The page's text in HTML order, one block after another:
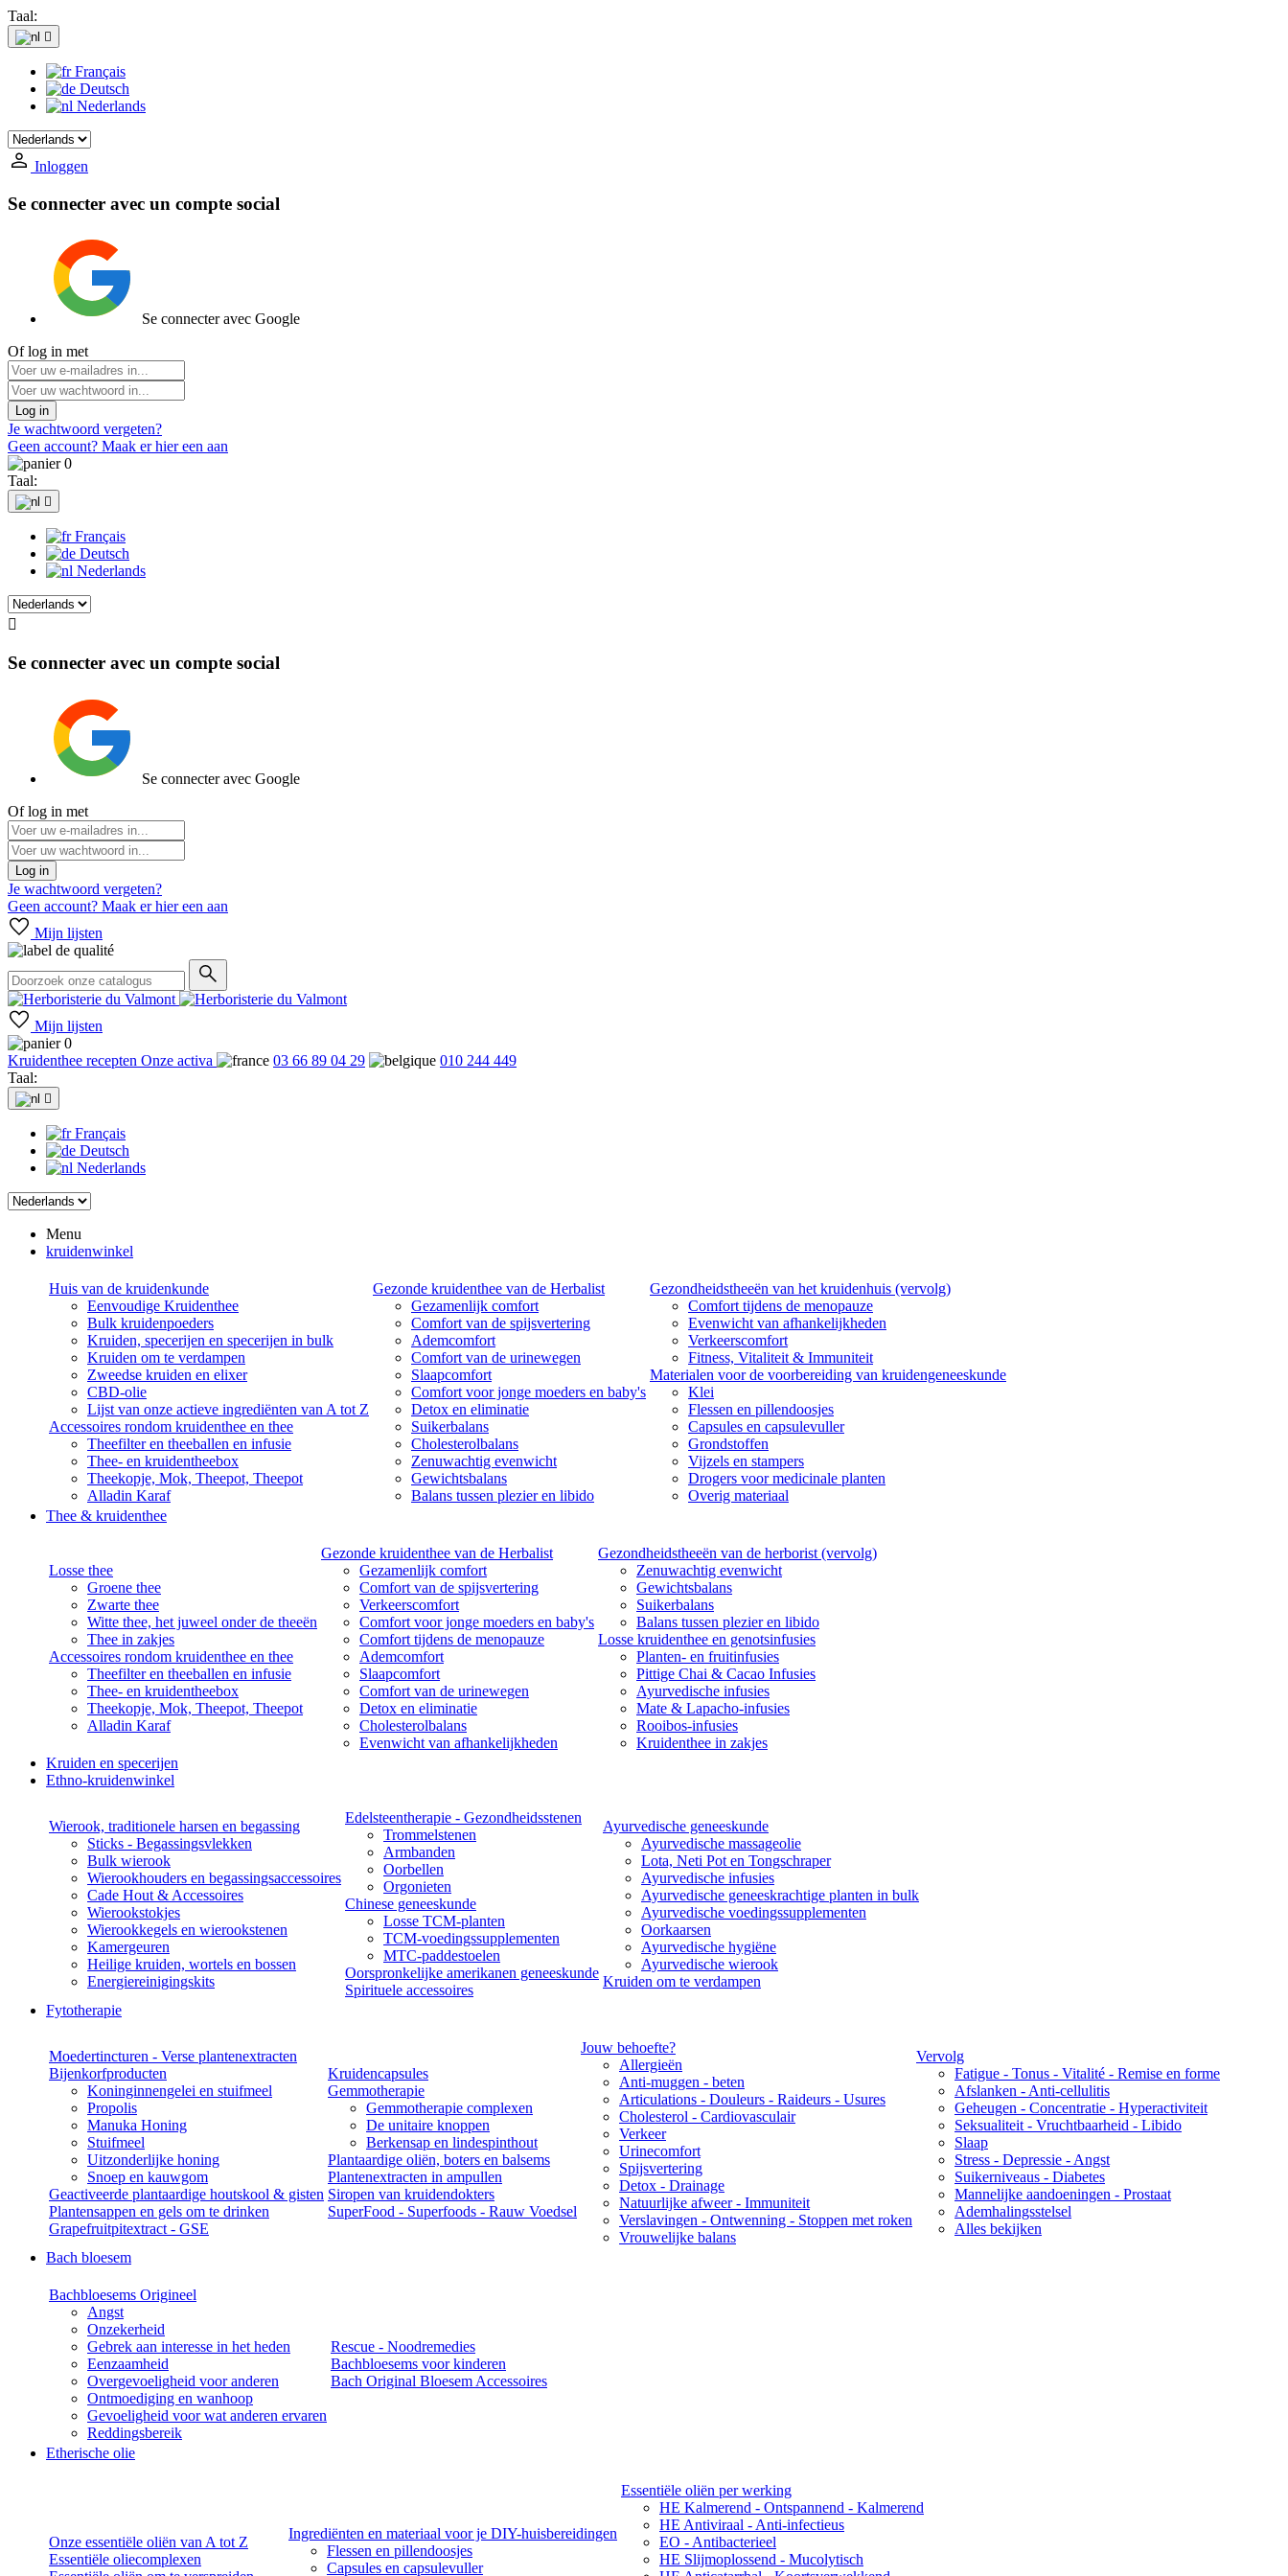
Taal:

Français
Deutsch
Nederlands
Inloggen
Se connecter avec un compte social
Se connecter avec Google
Of log in met
Log in
Je wachtwoord vergeten?
Geen account? Maak er hier een aan
0
Taal:

Français
Deutsch
Nederlands

Se connecter avec un compte social
Se connecter avec Google
Of log in met
Log in
Je wachtwoord vergeten?
Geen account? Maak er hier een aan
Mijn lijsten
Mijn lijsten
0
Kruidenthee recepten Onze activa 03 66 89 04 29
010 244 449
Taal:

Français
Deutsch
Nederlands
Menu
kruidenwinkel
Huis van de kruidenkunde
Eenvoudige Kruidenthee
Bulk kruidenpoeders
Kruiden, specerijen en specerijen in bulk
Kruiden om te verdampen
Zweedse kruiden en elixer
CBD-olie
Lijst van onze actieve ingrediënten van A tot Z
Accessoires rondom kruidenthee en thee
Theefilter en theeballen en infusie
Thee- en kruidentheebox
Theekopje, Mok, Theepot, Theepot
Alladin Karaf
Gezonde kruidenthee van de Herbalist
Gezamenlijk comfort
Comfort van de spijsvertering
Ademcomfort
Comfort van de urinewegen
Slaapcomfort
Comfort voor jonge moeders en baby's
Detox en eliminatie
Suikerbalans
Cholesterolbalans
Zenuwachtig evenwicht
Gewichtsbalans
Balans tussen plezier en libido
Gezondheidstheeën van het kruidenhuis (vervolg)
Comfort tijdens de menopauze
Evenwicht van afhankelijkheden
Verkeerscomfort
Fitness, Vitaliteit & Immuniteit
Materialen voor de voorbereiding van kruidengeneeskunde
Klei
Flessen en pillendoosjes
Capsules en capsulevuller
Grondstoffen
Vijzels en stampers
Drogers voor medicinale planten
Overig materiaal
Thee & kruidenthee
Losse thee
Groene thee
Zwarte thee
Witte thee, het juweel onder de theeën
Thee in zakjes
Accessoires rondom kruidenthee en thee
Theefilter en theeballen en infusie
Thee- en kruidentheebox
Theekopje, Mok, Theepot, Theepot
Alladin Karaf
Gezonde kruidenthee van de Herbalist
Gezamenlijk comfort
Comfort van de spijsvertering
Verkeerscomfort
Comfort voor jonge moeders en baby's
Comfort tijdens de menopauze
Ademcomfort
Slaapcomfort
Comfort van de urinewegen
Detox en eliminatie
Cholesterolbalans
Evenwicht van afhankelijkheden
Gezondheidstheeën van de herborist (vervolg)
Zenuwachtig evenwicht
Gewichtsbalans
Suikerbalans
Balans tussen plezier en libido
Losse kruidenthee en genotsinfusies
Planten- en fruitinfusies
Pittige Chai & Cacao Infusies
Ayurvedische infusies
Mate & Lapacho-infusies
Rooibos-infusies
Kruidenthee in zakjes
Kruiden en specerijen
Ethno-kruidenwinkel
Wierook, traditionele harsen en begassing
Sticks - Begassingsvlekken
Bulk wierook
Wierookhouders en begassingsaccessoires
Cade Hout & Accessoires
Wierookstokjes
Wierookkegels en wierookstenen
Kamergeuren
Heilige kruiden, wortels en bossen
Energiereinigingskits
Edelsteentherapie - Gezondheidsstenen
Trommelstenen
Armbanden
Oorbellen
Orgonieten
Chinese geneeskunde
Losse TCM-planten
TCM-voedingssupplementen
MTC-paddestoelen
Oorspronkelijke amerikanen geneeskunde
Spirituele accessoires
Ayurvedische geneeskunde
Ayurvedische massageolie
Lota, Neti Pot en Tongschraper
Ayurvedische infusies
Ayurvedische geneeskrachtige planten in bulk
Ayurvedische voedingssupplementen
Oorkaarsen
Ayurvedische hygiëne
Ayurvedische wierook
Kruiden om te verdampen
Fytotherapie
Moedertincturen - Verse plantenextracten
Bijenkorfproducten
Koninginnengelei en stuifmeel
Propolis
Manuka Honing
Stuifmeel
Uitzonderlijke honing
Snoep en kauwgom
Geactiveerde plantaardige houtskool & gisten
Plantensappen en gels om te drinken
Grapefruitpitextract - GSE
Kruidencapsules
Gemmotherapie
Gemmotherapie complexen
De unitaire knoppen
Berkensap en lindespinthout
Plantaardige oliën, boters en balsems
Plantenextracten in ampullen
Siropen van kruidendokters
SuperFood - Superfoods - Rauw Voedsel
Jouw behoefte?
Allergieën
Anti-muggen - beten
Articulations - Douleurs - Raideurs - Usures
Cholesterol - Cardiovasculair
Verkeer
Urinecomfort
Spijsvertering
Detox - Drainage
Natuurlijke afweer - Immuniteit
Verslavingen - Ontwenning - Stoppen met roken
Vrouwelijke balans
Vervolg
Fatigue - Tonus - Vitalité - Remise en forme
Afslanken - Anti-cellulitis
Geheugen - Concentratie - Hyperactiviteit
Seksualiteit - Vruchtbaarheid - Libido
Slaap
Stress - Depressie - Angst
Suikerniveaus - Diabetes
Mannelijke aandoeningen - Prostaat
Ademhalingsstelsel
Alles bekijken
Bach bloesem
Bachbloesems Origineel
Angst
Onzekerheid
Gebrek aan interesse in het heden
Eenzaamheid
Overgevoeligheid voor anderen
Ontmoediging en wanhoop
Gevoeligheid voor wat anderen ervaren
Reddingsbereik
Rescue - Noodremedies
Bachbloesems voor kinderen
Bach Original Bloesem Accessoires
Etherische olie
Onze essentiële oliën van A tot Z
Essentiële oliecomplexen
Ingrediënten en materiaal voor je DIY-huisbereidingen
Flessen en pillendoosjes
Capsules en capsulevuller
Essentiële oliën per werking
HE Kalmerend - Ontspannend - Kalmerend
HE Antiviraal - Anti-infectieus
EO - Antibacterieel
HE Slijmoplossend - Mucolytisch